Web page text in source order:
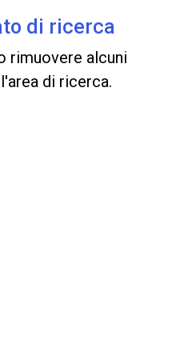
di ricerca
rimuovere alcuni
di ricerca.